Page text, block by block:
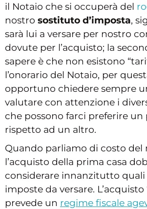
il Notaio che si occuperà del
nostro sostituto d’imposta,
sarà lui a versare per nostro
dovute per l’acquisto; la
sapere è che non esistono
l’onorario del Notaio, per
opportuno chiedere sempre
valutare con attenzione i
che possono farci preferire un
rispetto ad un altro.
Quando parliamo di costo del
l’acquisto della prima casa
considerare innanzitutto quali
imposte da versare. L’acquisto
prevede un regime fiscale